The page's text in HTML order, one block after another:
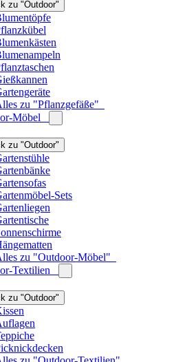
zu "Outdoor-Beleuchtung"
zu "Outdoor"
zu "Outdoor"
& Thermometer
zu "Hauseingang"
"Outdoor"
Sie auch interessieren
die Terrassenbeleuchtung
im Garten gestalten
Lounge: Ein Ort zum Wohlfühlen
Balkon gestalten